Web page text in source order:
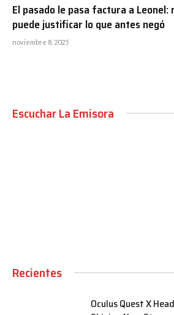
El pasado le pasa factura a Leonel:
puede justificar lo que antes negó
noviembre 8, 2025
Escuchar La Emisora
Recientes
Oculus Quest X